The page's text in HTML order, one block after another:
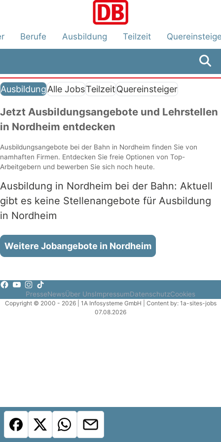
Berufe Ausbildung Teilzeit
AusbildungAlle JobsTeilzeitQuereinsteiger
Jetzt Ausbildungsangebote und Lehrstellen
in Nordheim entdecken
Ausbildungsangebote bei der Bahn in Nordheim finden Sie von
namhaften Firmen. Entdecken Sie freie Optionen von Top-
Arbeitgebern und bewerben Sie sich noch heute.
Ausbildung in Nordheim bei der Bahn: Aktuell
gibt es keine Stellenangebote für Ausbildung
in Nordheim
Weitere Jobangebote in Nordheim
PresseNewsÜber UnsImpressumDatenschutzCookies
Copyright © 2000 - 2026 | 1A Infosysteme GmbH | Content by: 1a-sites-jobs
07.08.2026